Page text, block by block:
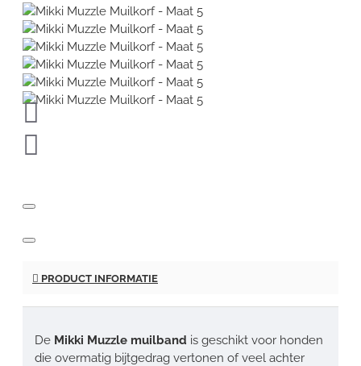
PRODUCT INFORMATIE
De Mikki Muzzle muilband is geschikt voor honden
die overmatig bijtgedrag vertonen of veel achter